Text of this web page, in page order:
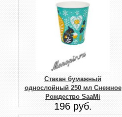
Стакан бумажный
однослойный 250 мл Снежное
Рождество SaaMi
196 руб.